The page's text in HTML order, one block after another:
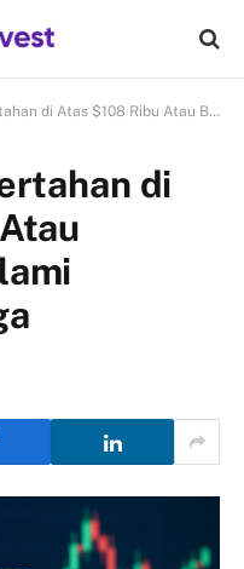
Ribu Atau Berisiko Mengalami Penurunan Harga
di